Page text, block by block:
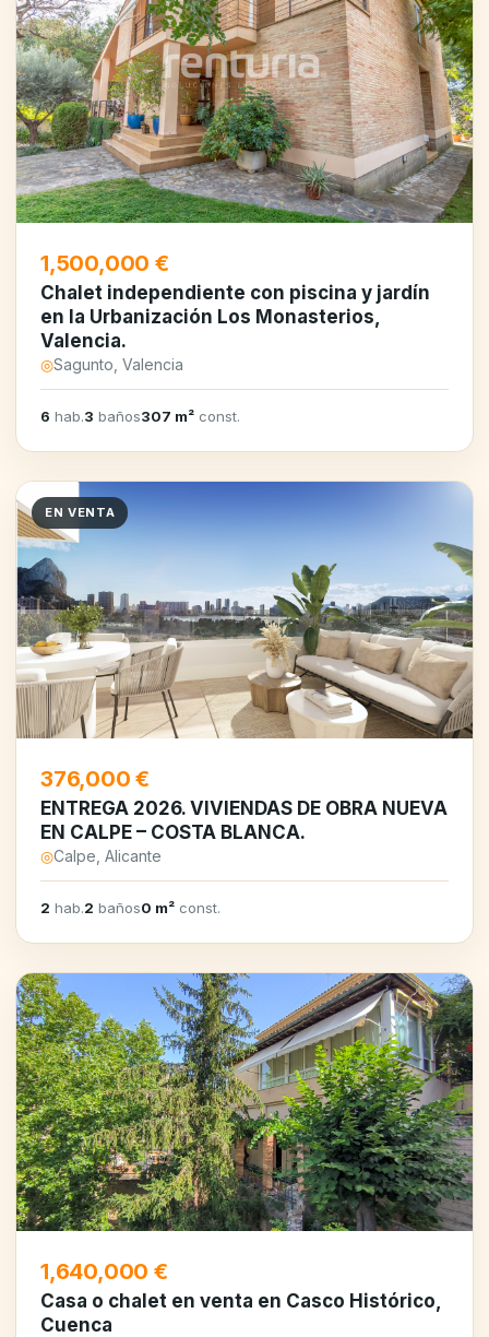
1,500,000 €
Chalet independiente con piscina y jardín
en la Urbanización Los Monasterios,
Valencia.
◎Sagunto, Valencia
6 hab.3 baños307 m² const.
EN VENTA
376,000 €
ENTREGA 2026. VIVIENDAS DE OBRA NUEVA
EN CALPE – COSTA BLANCA.
◎Calpe, Alicante
2 hab.2 baños0 m² const.
1,640,000 €
Casa o chalet en venta en Casco Histórico,
Cuenca